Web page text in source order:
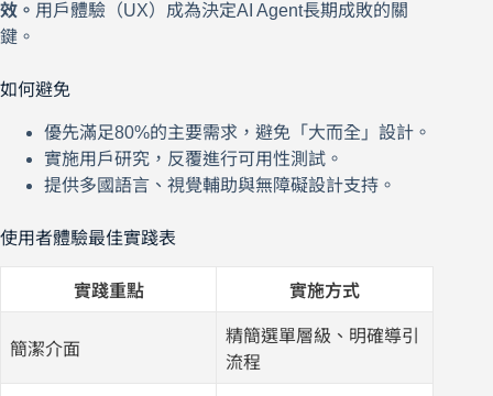
效。 用戶體驗（UX）成為決定AI Agent長期成敗的關
鍵。
如何避免
優先滿足80%的主要需求，避免「大而全」設計。
實施用戶研究，反覆進行可用性測試。
提供多國語言、視覺輔助與無障礙設計支持。
使用者體驗最佳實踐表
實踐重點 實施方式
簡潔介面
精簡選單層級、明確導引
流程